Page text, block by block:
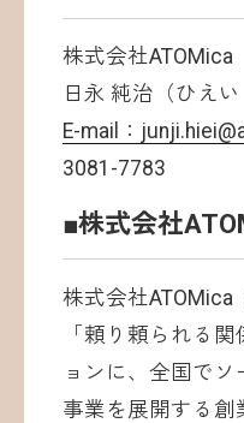
株式会社
日永 純治（ひえい
E-mail：
3081-7783
■株式会社
株式会社ATOMica
「頼り頼られる
ョンに、全国で
事業を展開する